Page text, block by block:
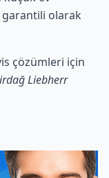
garantili olarak
çözümleri için
Liebherr